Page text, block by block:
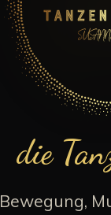
die
Bewegung,